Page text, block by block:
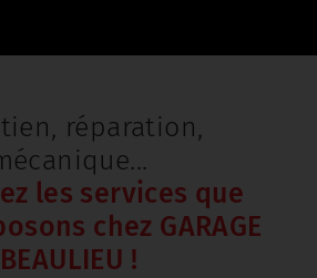
réparation,
les services que
chez GARAGE
BEAULIEU !